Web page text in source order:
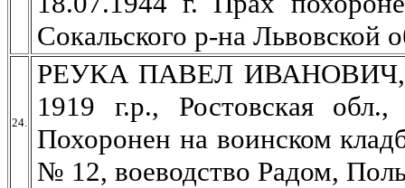
Сокальского р-на Львовской
24.
РЕУКА ПАВЕЛ ИВАНОВИЧ,
1919 г.р., Ростовская
Похоронен на воинском
№ 12, воеводство Радом,